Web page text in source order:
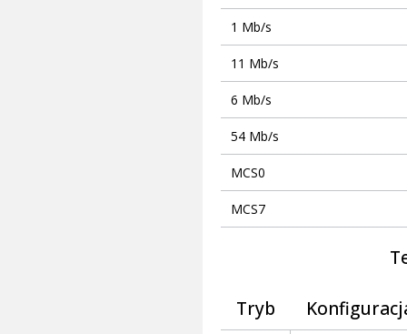
1 Mb/s
11 Mb/s
6 Mb/s
54 Mb/s
MCS0
MCS7
Tryb